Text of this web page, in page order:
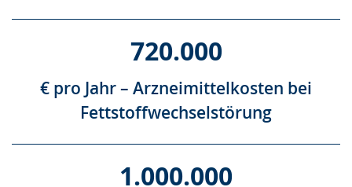
720.000
€ pro Jahr – Arzneimittelkosten bei
Fettstoffwechselstörung
1.000.000